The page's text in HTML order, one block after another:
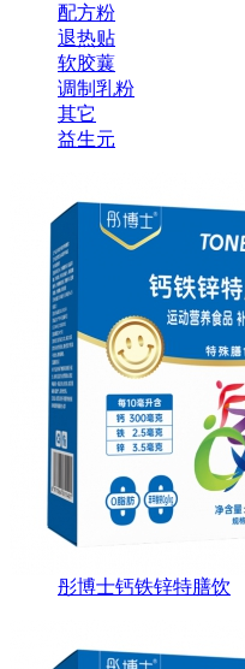
配方粉
退热贴
软胶蘘
调制乳粉
其它
益生元
彤博士钙铁锌特膳饮